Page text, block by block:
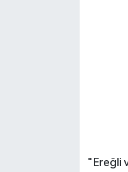
​"Ereğli